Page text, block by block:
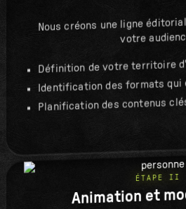
Nous créons une ligne
votre
Définition de votre territoire
Identification des formats qui
Planification des contenus
ÉTAPE II
Animation et